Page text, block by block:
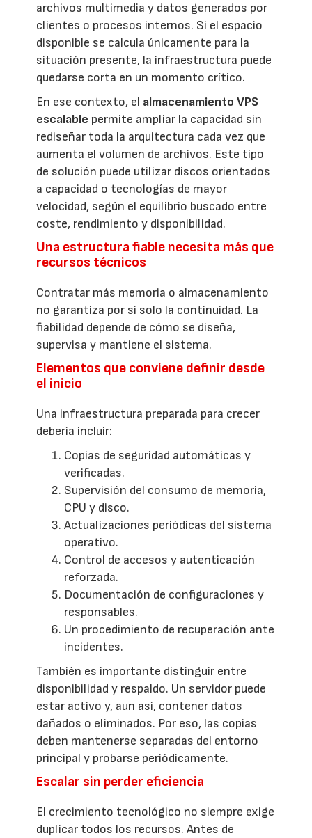
archivos multimedia y datos generados por
clientes o procesos internos. Si el espacio
disponible se calcula únicamente para la
situación presente, la infraestructura puede
quedarse corta en un momento crítico.
En ese contexto, el almacenamiento VPS
escalable permite ampliar la capacidad sin
rediseñar toda la arquitectura cada vez que
aumenta el volumen de archivos. Este tipo
de solución puede utilizar discos orientados
a capacidad o tecnologías de mayor
velocidad, según el equilibrio buscado entre
coste, rendimiento y disponibilidad.
Una estructura fiable necesita más que
recursos técnicos
Contratar más memoria o almacenamiento
no garantiza por sí solo la continuidad. La
fiabilidad depende de cómo se diseña,
supervisa y mantiene el sistema.
Elementos que conviene definir desde
el inicio
Una infraestructura preparada para crecer
debería incluir:
Copias de seguridad automáticas y
verificadas.
Supervisión del consumo de memoria,
CPU y disco.
Actualizaciones periódicas del sistema
operativo.
Control de accesos y autenticación
reforzada.
Documentación de configuraciones y
responsables.
Un procedimiento de recuperación ante
incidentes.
También es importante distinguir entre
disponibilidad y respaldo. Un servidor puede
estar activo y, aun así, contener datos
dañados o eliminados. Por eso, las copias
deben mantenerse separadas del entorno
principal y probarse periódicamente.
Escalar sin perder eficiencia
El crecimiento tecnológico no siempre exige
duplicar todos los recursos. Antes de